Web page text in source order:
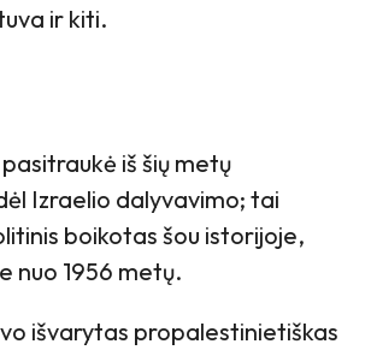
ir kiti.
iš šių metų
Izraelio dalyvavimo; tai
boikotas šou istorijoje,
nuo 1956 metų.
išvarytas propalestinietiškas